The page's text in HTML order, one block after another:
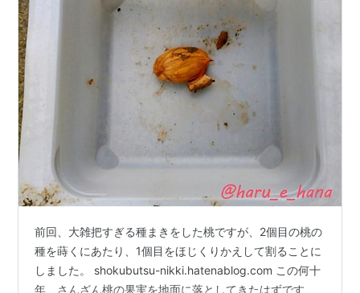
前回、大雑把すぎる種まきをした桃ですが、2個目の桃の
種を蒔くにあたり、1個目をほじくりかえして割ることに
しました。 shokubutsu-nikki.hatenablog.com この何十
年、さんざん桃の果実を地面に落としてきたはずです